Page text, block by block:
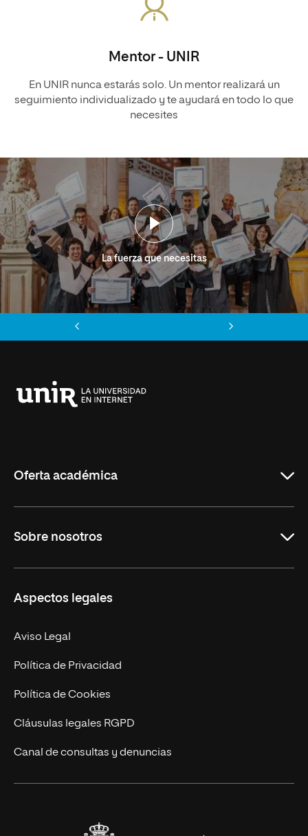
Mentor - UNIR
En UNIR nunca estarás solo. Un mentor realizará un
seguimiento individualizado y te ayudará en todo lo que
necesites
La fuerza que necesitas
Oferta académica
Másteres Oficiales
Doctorados
Experto Universitario
Postgrados
Cursos Universitarios
Sobre nosotros
Facultades
Nuestro Equipo
Trabaja en UNIR
Actualidad
UNIR Revista
Eventos
Aspectos legales
Aviso Legal
Política de Privacidad
Política de Cookies
Cláusulas legales RGPD
Canal de consultas y denuncias